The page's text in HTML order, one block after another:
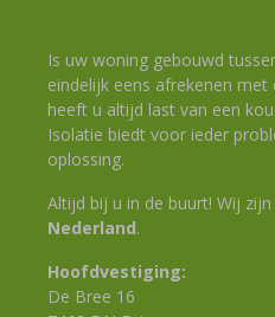
Is uw woning gebouwd
eindelijk eens afrekenen
heeft u altijd last van een
Isolatie biedt voor ieder
oplossing.
Altijd bij u in de buurt! Wij zijn
Nederland.
Hoofdvestiging:
De Bree 16